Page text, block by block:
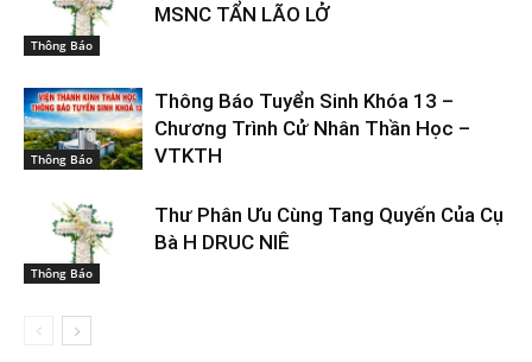
Thông Báo
MSNC TẨN LÃO LỞ
Thông Báo
Thông Báo Tuyển Sinh Khóa 13 –
Chương Trình Cử Nhân Thần Học –
VTKTH
Thông Báo
Thư Phân Ưu Cùng Tang Quyến Của Cụ
Bà H DRUC NIÊ